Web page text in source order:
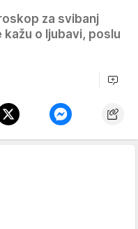
za svibanj
o ljubavi, poslu